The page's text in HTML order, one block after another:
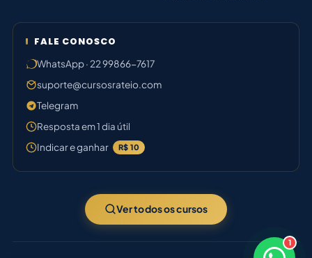
× 1
FALE CONOSCO
WhatsApp · 22 99866-7617
suporte@cursosrateio.com
Telegram
Resposta em 1 dia útil
Indicar e ganhar
R$ 10
Ver todos os cursos